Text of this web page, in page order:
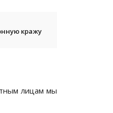
кражу
лицам мы